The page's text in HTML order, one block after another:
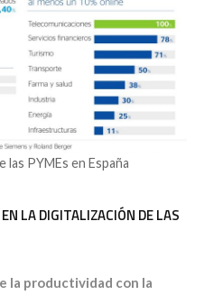
las PYMEs en España
LA DIGITALIZACIÓN DE LAS
la productividad con la